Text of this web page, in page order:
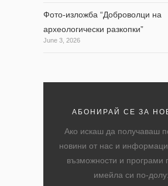
Фото-изложба “Доброволци на
археологически разкопки”
June 3, 2026
АБОНИРАЙ СЕ ЗА
Ако искаш да получаваш
новини от нас и
възможности и програми
имейла си по-долу: